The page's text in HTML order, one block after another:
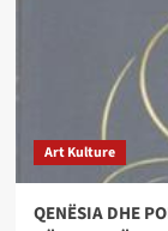
Art Kulture
QENËSIA DHE